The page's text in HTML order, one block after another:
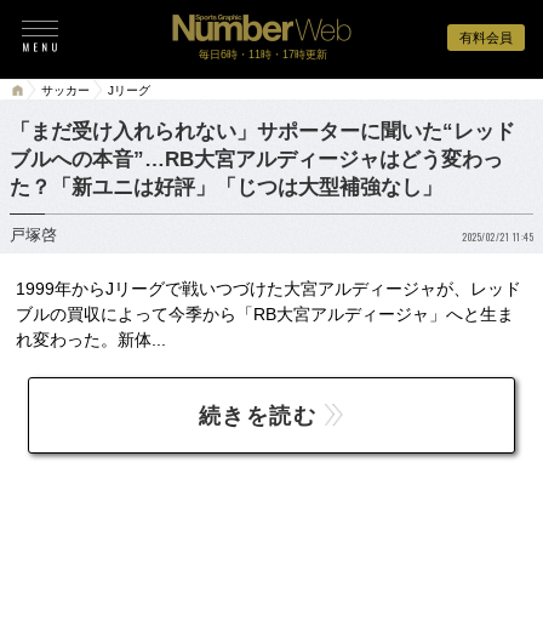
有料会員
毎日6時・11時・17時更新
サッカー Jリーグ
「まだ受け入れられない」サポーターに聞いた“レッド
ブルへの本音”…RB大宮アルディージャはどう変わっ
た？「新ユニは好評」「じつは大型補強なし」
戸塚啓 2025/02/21 11:45
1999年からJリーグで戦いつづけた大宮アルディージャが、レッド
ブルの買収によって今季から「RB大宮アルディージャ」へと生ま
れ変わった。新体...
続きを読む